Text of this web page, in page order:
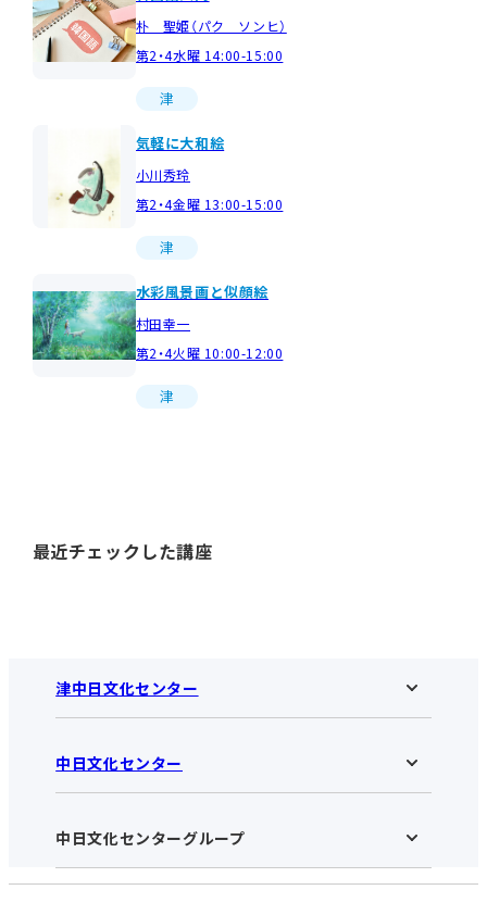
朴 聖姫（パク ソンヒ）
第2・4水曜 14:00-15:00
津
気軽に大和絵
小川秀玲
第2・4金曜 13:00-15:00
津
水彩風景画と似顔絵
村田幸一
第2・4火曜 10:00-12:00
津
最近チェックした講座
津中日文化センター
津中日文化センターHOME
お知らせ
アクセス･営業時間
お申し込みの流れ
入会と受講のご案内
中日文化センター
中日文化センターHOME
中日文化センターとは
受講規約・会員特典
中日文化センターグループ